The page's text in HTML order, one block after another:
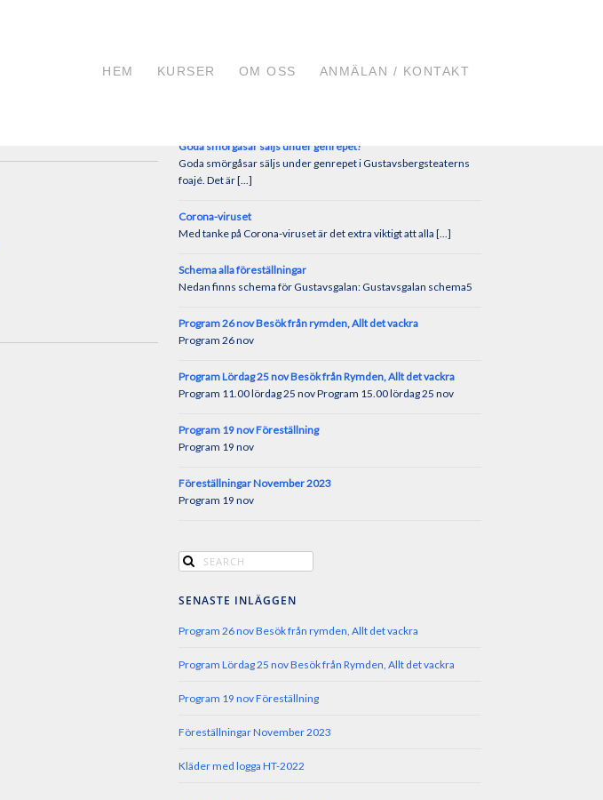
HEM KURSER OM OSS ANMÄLAN / KONTAKT
Genrepet Lördag 23 November
Goda smörgåsar säljs under genrepet!
Goda smörgåsar säljs under genrepet i Gustavsbergsteaterns
foajé. Det är [...]
Corona-viruset
Med tanke på Corona-viruset är det extra viktigt att alla [...]
Schema alla föreställningar
Nedan finns schema för Gustavsgalan: Gustavsgalan schema5
Program 26 nov Besök från rymden, Allt det vackra
Program 26 nov
Program Lördag 25 nov Besök från Rymden, Allt det vackra
Program 11.00 lördag 25 nov Program 15.00 lördag 25 nov
Program 19 nov Föreställning
Program 19 nov
Föreställningar November 2023
Program 19 nov
SENASTE INLÄGGEN
Program 26 nov Besök från rymden, Allt det vackra
Program Lördag 25 nov Besök från Rymden, Allt det vackra
Program 19 nov Föreställning
Föreställningar November 2023
Kläder med logga HT-2022